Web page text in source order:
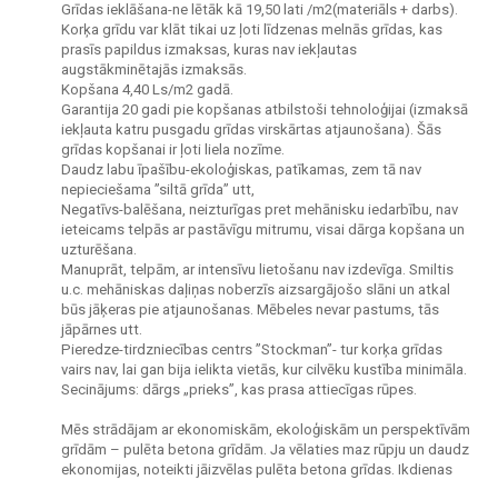
Grīdas ieklāšana-ne lētāk kā 19,50 lati /m2(materiāls + darbs).
Korķa grīdu var klāt tikai uz ļoti līdzenas melnās grīdas, kas
prasīs papildus izmaksas, kuras nav iekļautas
augstākminētajās izmaksās.
Kopšana 4,40 Ls/m2 gadā.
Garantija 20 gadi pie kopšanas atbilstoši tehnoloģijai (izmaksā
iekļauta katru pusgadu grīdas virskārtas atjaunošana). Šās
grīdas kopšanai ir ļoti liela nozīme.
Daudz labu īpašību-ekoloģiskas, patīkamas, zem tā nav
nepieciešama ”siltā grīda” utt,
Negatīvs-balēšana, neizturīgas pret mehānisku iedarbību, nav
ieteicams telpās ar pastāvīgu mitrumu, visai dārga kopšana un
uzturēšana.
Manuprāt, telpām, ar intensīvu lietošanu nav izdevīga. Smiltis
u.c. mehāniskas daļiņas noberzīs aizsargājošo slāni un atkal
būs jāķeras pie atjaunošanas. Mēbeles nevar pastums, tās
jāpārnes utt.
Pieredze-tirdzniecības centrs ”Stockman”- tur korķa grīdas
vairs nav, lai gan bija ielikta vietās, kur cilvēku kustība minimāla.
Secinājums: dārgs „prieks”, kas prasa attiecīgas rūpes.
Mēs strādājam ar ekonomiskām, ekoloģiskām un perspektīvām
grīdām – pulēta betona grīdām. Ja vēlaties maz rūpju un daudz
ekonomijas, noteikti jāizvēlas pulēta betona grīdas. Ikdienas